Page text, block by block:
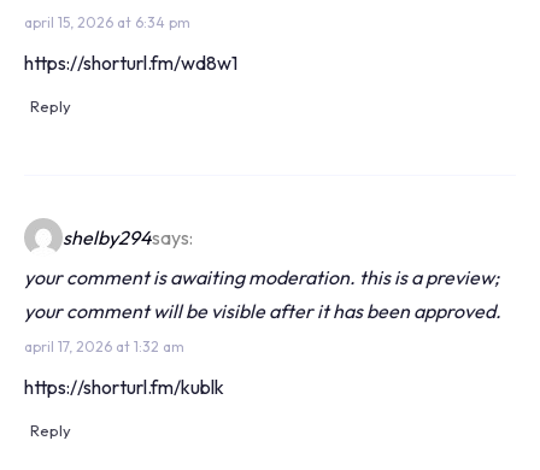
april 15, 2026 at 6:34 pm
https://shorturl.fm/wd8w1
Reply
shelby294says:
your comment is awaiting moderation. this is a preview;
your comment will be visible after it has been approved.
april 17, 2026 at 1:32 am
https://shorturl.fm/kublk
Reply